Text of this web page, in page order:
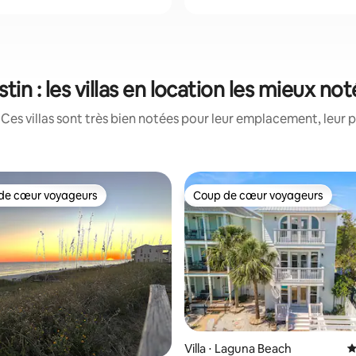
: les villas en location les mieux
villas sont très bien notées pour leur emplacement, leur
la base de 34 commentaires : 4,85 sur 5
cœur voyageurs les plus appréciés
cœur voyageurs Coup de cœur voyageurs
Coup de cœur voyageurs
Villa ⋅ Laguna Beach